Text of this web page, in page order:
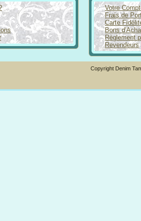
Votre
Frais de
Carte
Bons
Règlement
Revendeurs
Copyright Denim